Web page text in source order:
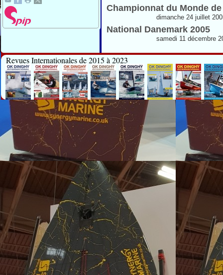
Championnat du Monde de
dimanche 24 juillet
National Danemark 2005
samedi 11 décembre
Revues Internationales de 2015 à 2023